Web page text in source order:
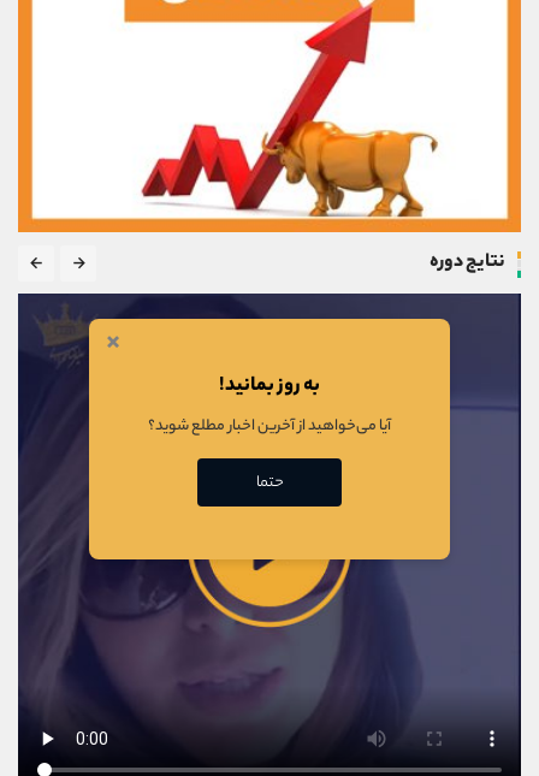
نتایج دوره
×
به روز بمانید!
آیا می‌خواهید از آخرین اخبار مطلع شوید؟
حتما